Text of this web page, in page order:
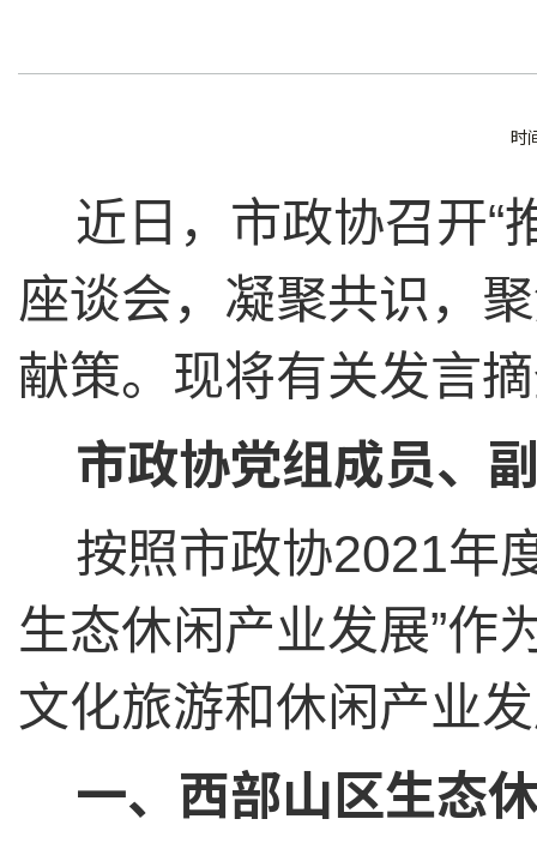
时
近日，市政协召开“
座谈会，凝聚共识，
献策。现将有关发言
市政协党组成员、
按照市政协2021年
生态休闲产业发展”作
文化旅游和休闲产业
一、西部山区生态